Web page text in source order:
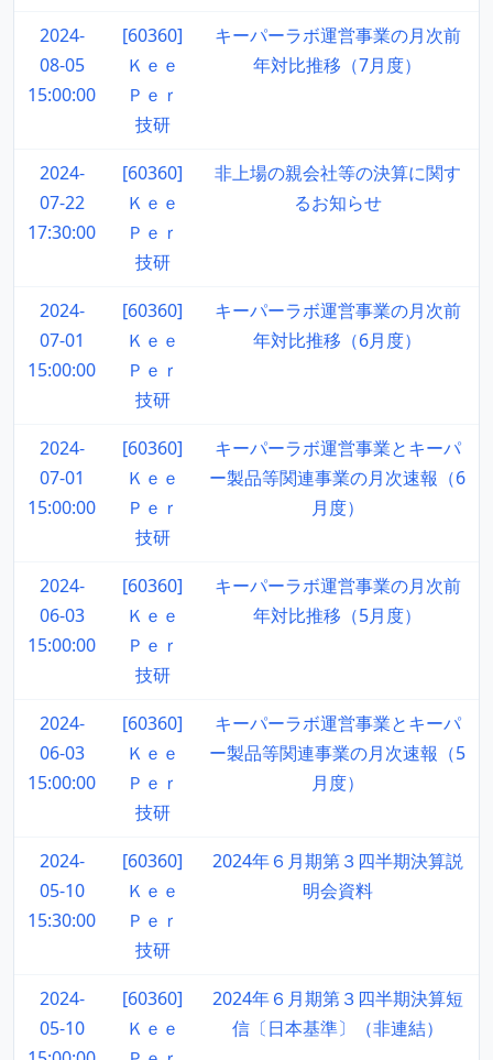
2024-
08-05
15:00:00
[60360]
Ｋｅｅ
Ｐｅｒ
技研
キーパーラボ運営事業の月次前
年対比推移（7月度）
2024-
07-22
17:30:00
[60360]
Ｋｅｅ
Ｐｅｒ
技研
非上場の親会社等の決算に関す
るお知らせ
2024-
07-01
15:00:00
[60360]
Ｋｅｅ
Ｐｅｒ
技研
キーパーラボ運営事業の月次前
年対比推移（6月度）
2024-
07-01
15:00:00
[60360]
Ｋｅｅ
Ｐｅｒ
技研
キーパーラボ運営事業とキーパ
ー製品等関連事業の月次速報（6
月度）
2024-
06-03
15:00:00
[60360]
Ｋｅｅ
Ｐｅｒ
技研
キーパーラボ運営事業の月次前
年対比推移（5月度）
2024-
06-03
15:00:00
[60360]
Ｋｅｅ
Ｐｅｒ
技研
キーパーラボ運営事業とキーパ
ー製品等関連事業の月次速報（5
月度）
2024-
05-10
15:30:00
[60360]
Ｋｅｅ
Ｐｅｒ
技研
2024年６月期第３四半期決算説
明会資料
2024-
05-10
[60360]
Ｋｅｅ
2024年６月期第３四半期決算短
信〔日本基準〕（非連結）